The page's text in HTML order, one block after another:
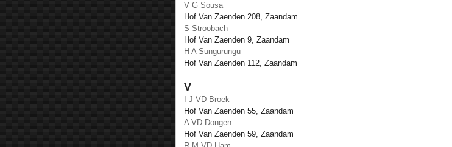
V G Sousa
Hof Van Zaenden 208, Zaandam
S Stroobach
Hof Van Zaenden 9, Zaandam
H A Sungurungu
Hof Van Zaenden 112, Zaandam
V
I J VD Broek
Hof Van Zaenden 55, Zaandam
A VD Dongen
Hof Van Zaenden 59, Zaandam